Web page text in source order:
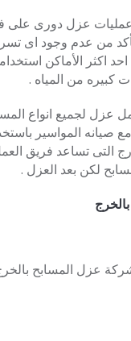
عمليات عزل دورى على
من عدم وجود اى
اكثر الأماكن
كبيره من المياه .
عزل لجميع انواع
صيانه المواسير
التى تساعد فريق
لكن بعد العزل .
عزل المسابح